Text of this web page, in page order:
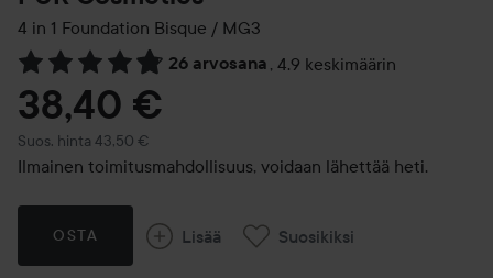
4 in 1 Foundation Bisque / MG3
26 arvosana , 4.9 keskimäärin
Siirtyä jhk Arvosana & kommentit
38,40 €
Suos. hinta 43,50 €
Suositeltu hinta 43,50 €
Ilmainen toimitusmahdollisuus, voidaan lähettää heti.
OSTA Lisää Suosikiksi